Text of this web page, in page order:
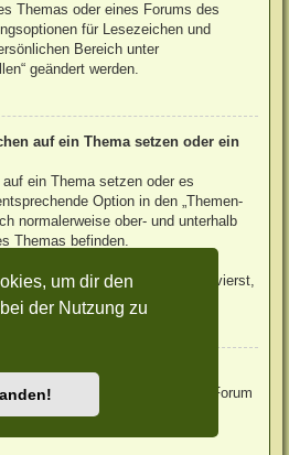
um dir den
der Nutzung zu
Themas oder eines Forums des
für Lesezeichen und
Bereich unter
geändert werden.
auf ein Thema setzen oder ein
ein Thema setzen oder es
Option in den „Themen-
normalerweise ober- und unterhalb
Themas befinden.
Antwort geschrieben wurde“ aktivierst,
dich abonniert.
verwende im Forum den Link „Forum
Ende der Seite befindet.